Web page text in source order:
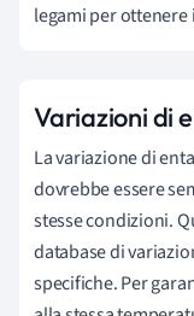
legami per
Variazioni di
La variazione di
dovrebbe essere
stesse condizioni.
database di
specifiche. Per